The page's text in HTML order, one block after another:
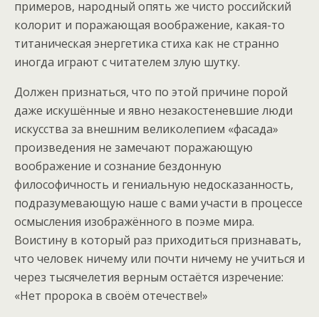
примеров, народный опять же чисто российский
колорит и поражающая воображение, какая-то
титаническая энергетика стиха как не странно
иногда играют с читателем злую шутку.
Должен признаться, что по этой причине порой
даже искушённые и явно незакостеневшие люди
искусства за внешним великолепием «фасада»
произведения не замечают поражающую
воображение и сознание бездонную
философичность и гениальную недосказанность,
подразумевающую наше с вами участи в процессе
осмысления изображённого в поэме мира.
Воистину в который раз приходиться признавать,
что человек ничему или почти ничему не учиться и
через тысячелетия верным остаётся изречение:
«Нет пророка в своём отечестве!»